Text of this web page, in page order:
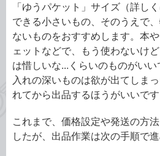
「ゆうパケット」サイズ（詳し
できる小さいもの、そのうえで
ないものをおすすめします。本
ェットなどで、もう使わないけ
は惜しいな...くらいのものがい
入れの深いものは欲が出てしま
れてから出品するほうがいいです
これまで、価格設定や発送の方
したが、出品作業は次の手順で進